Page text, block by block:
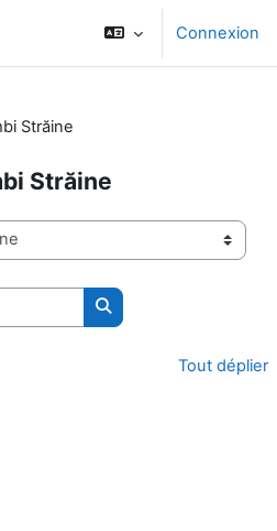
Connexion
Străine
Străine
Rechercher des cours
Tout déplier